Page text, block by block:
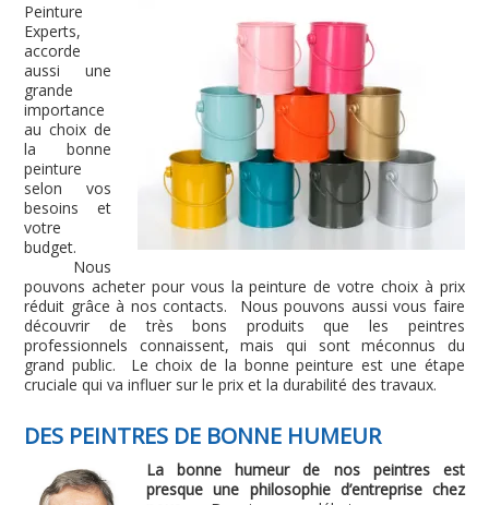
Peinture
Experts,
accorde
aussi une
grande
importance
au choix de
la bonne
peinture
selon vos
besoins et
votre
budget.
Nous
pouvons acheter pour vous la peinture de votre choix à prix
réduit grâce à nos contacts. Nous pouvons aussi vous faire
découvrir de très bons produits que les peintres
professionnels connaissent, mais qui sont méconnus du
grand public. Le choix de la bonne peinture est une étape
cruciale qui va influer sur le prix et la durabilité des travaux.
DES PEINTRES DE BONNE HUMEUR
La bonne humeur de nos peintres est
presque une philosophie d’entreprise chez